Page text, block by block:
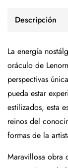
Descripción
La energía
oráculo de
perspectivas
pueda estar
estilizados, esta
reinos del
formas de la
Maravillosa obra